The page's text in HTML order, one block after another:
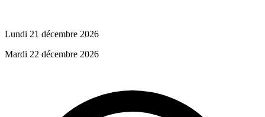
Lundi 21 décembre 2026
Mardi 22 décembre 2026